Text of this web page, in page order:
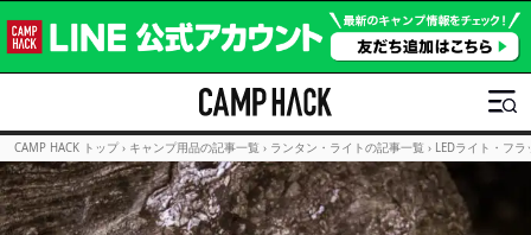
CAMP HACK トップ › キャンプ用品の記事一覧 › ランタン・ライトの記事一覧 › LEDライト・フ